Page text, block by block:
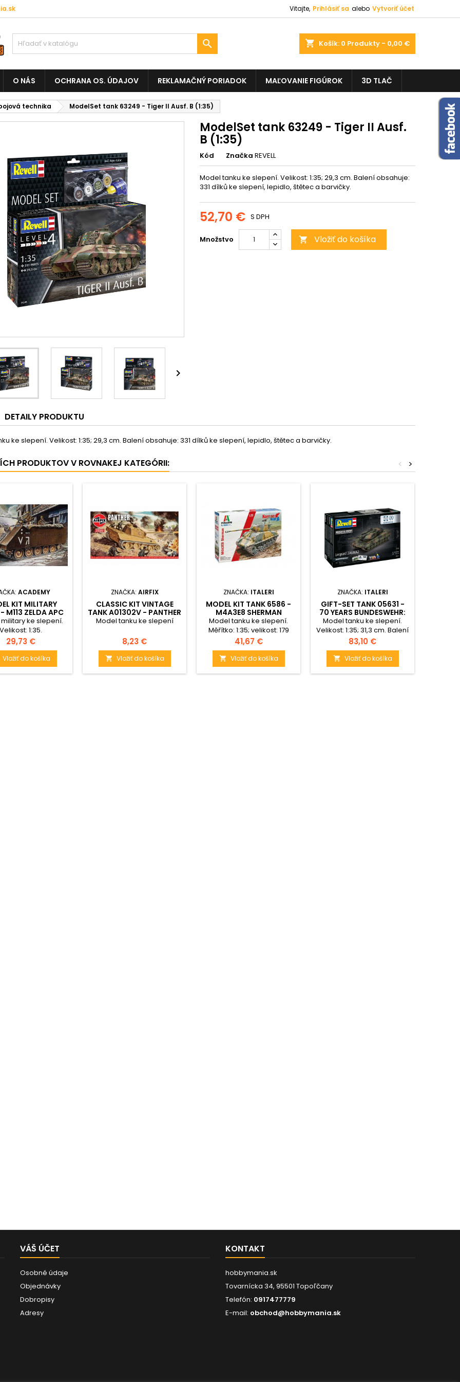
Vitajte, Prihlásiť sa alebo Vytvoriť účet
shopping_cart Košík: 0 Produkty - 0,00 €

O NÁS OCHRANA OS. ÚDAJOV REKLAMAČNÝ PORIADOK MAĽOVANIE FIGÚROK 3D TLAČ
technika ModelSet tank 63249 - Tiger II Ausf. B (1:35)

ModelSet tank 63249 - Tiger II Ausf.
B (1:35)
Kód Značka REVELL
Model tanku ke slepení. Velikost: 1:35; 29,3 cm. Balení obsahuje:
331 dílků ke slepení, lepidlo, štětec a barvičky.
52,70 € S DPH
Množstvo  Vložiť do košíka
DETAILY PRODUKTU
ke slepení. Velikost: 1:35; 29,3 cm. Balení obsahuje: 331 dílků ke slepení, lepidlo, štětec a barvičky.
PRODUKTOV V ROVNAKEJ KATEGÓRII: >
<
ACADEMY
KIT MILITARY
M113 ZELDA APC
(1:35)ke slepení.
Velikost: 1:35.
Cena
29,73 €
Vložiť do košíka
ZNAČKA: AIRFIX
CLASSIC KIT VINTAGE
TANK A01302V - PANTHER
(1:76)
Model tanku ke slepení
Cena
8,23 €
 Vložiť do košíka
ZNAČKA: ITALERI
MODEL KIT TANK 6586 -
M4A3E8 SHERMAN
KOREAN WAR (1:35)
Model tanku ke slepení.
Měřítko: 1:35; velikost: 179
mm. Obtížnost: 4.
Cena
41,67 €
 Vložiť do košíka
ZNAČKA: ITALERI
GIFT-SET TANK 05631 -
70 YEARS BUNDESWEHR:
LEOPARD 2 A6A2
(EXCLUSIVE EDITION)
(1:35)
Model tanku ke slepení.
Velikost: 1:35; 31,3 cm. Balení
obsahuje: 265 dílků ke
slepení, lepidlo, štětec a
barvičky.
Cena
83,10 €
 Vložiť do košíka
VÁŠ ÚČET
Osobné údaje
Objednávky
Dobropisy
Adresy
KONTAKT
hobbymania.sk
Tovarnícka 34, 95501 Topoľčany
Telefón: 0917477779
E-mail: obchod@hobbymania.sk